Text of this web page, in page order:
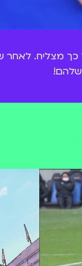
כך מצליח.
שלהם!